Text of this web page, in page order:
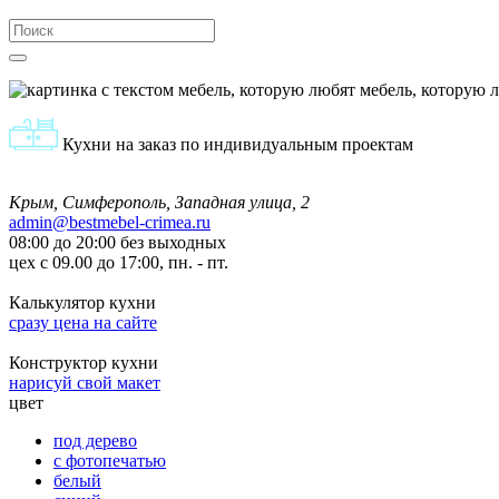
мебель, которую
Кухни на заказ по индивидуальным проектам
Крым, Симферополь, Западная улица, 2
admin@bestmebel-crimea.ru
08:00 до 20:00 без выходных
цех с 09.00 до 17:00, пн. - пт.
Калькулятор кухни
сразу цена на сайте
Конструктор кухни
нарисуй свой макет
цвет
под дерево
с фотопечатью
белый